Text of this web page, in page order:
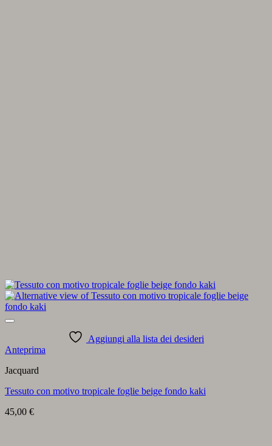
Aggiungi alla lista dei desideri
Anteprima
Jacquard
Tessuto con motivo tropicale foglie beige fondo kaki
45,00 €